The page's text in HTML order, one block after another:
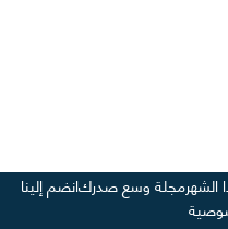
الشهرمجلة وسع صدركانضم إلينا